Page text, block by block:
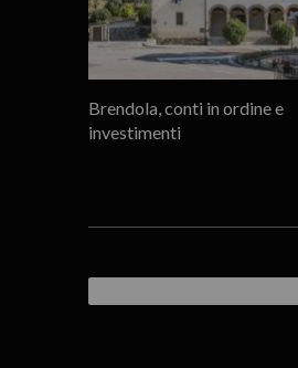
Brendola, conti in ordine e
investimenti